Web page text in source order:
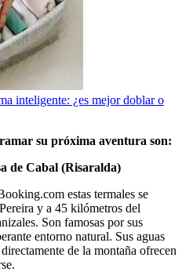
inteligente: ¿es mejor doblar o
su próxima aventura son:
de Cabal (Risaralda)
estas termales se
y a 45 kilómetros del
Son famosas por sus
entorno natural. Sus aguas
de la montaña ofrecen